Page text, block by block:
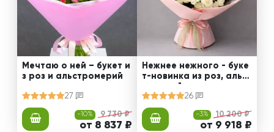
Мечтаю о ней – букет и
з роз и альстромерий
27
-10% 9 730 ₽
от 8 837 ₽
Нежнее нежного - буке
т-новинка из роз, альст
ромерий и калл
26
-3% 10 200 ₽
от 9 918 ₽